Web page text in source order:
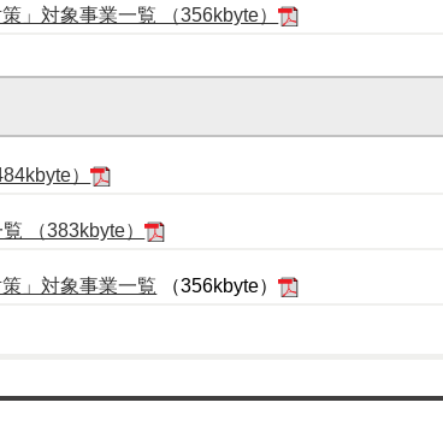
」対象事業一覧 （356kbyte）
）
覧 （383kbyte）
」対象事業一覧 （356kbyte）